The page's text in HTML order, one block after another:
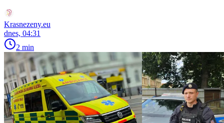
Krasnezeny.eu
dnes, 04:31
2 min